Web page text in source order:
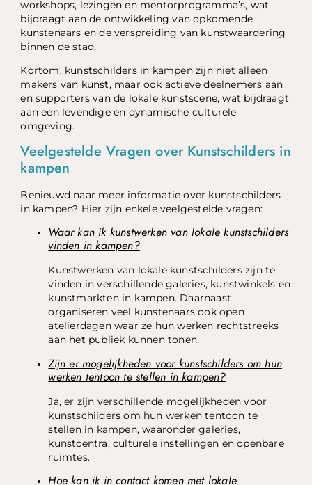
workshops, lezingen en mentorprogramma’s, wat
bijdraagt aan de ontwikkeling van opkomende
kunstenaars en de verspreiding van kunstwaardering
binnen de stad.
Kortom, kunstschilders in kampen zijn niet alleen
makers van kunst, maar ook actieve deelnemers aan
en supporters van de lokale kunstscene, wat bijdraagt
aan een levendige en dynamische culturele
omgeving.
Veelgestelde Vragen over Kunstschilders in
kampen
Benieuwd naar meer informatie over kunstschilders
in kampen? Hier zijn enkele veelgestelde vragen:
Waar kan ik kunstwerken van lokale kunstschilders
vinden in kampen?
Kunstwerken van lokale kunstschilders zijn te
vinden in verschillende galeries, kunstwinkels en
kunstmarkten in kampen. Daarnaast
organiseren veel kunstenaars ook open
atelierdagen waar ze hun werken rechtstreeks
aan het publiek kunnen tonen.
Zijn er mogelijkheden voor kunstschilders om hun
werken tentoon te stellen in kampen?
Ja, er zijn verschillende mogelijkheden voor
kunstschilders om hun werken tentoon te
stellen in kampen, waaronder galeries,
kunstcentra, culturele instellingen en openbare
ruimtes.
Hoe kan ik in contact komen met lokale